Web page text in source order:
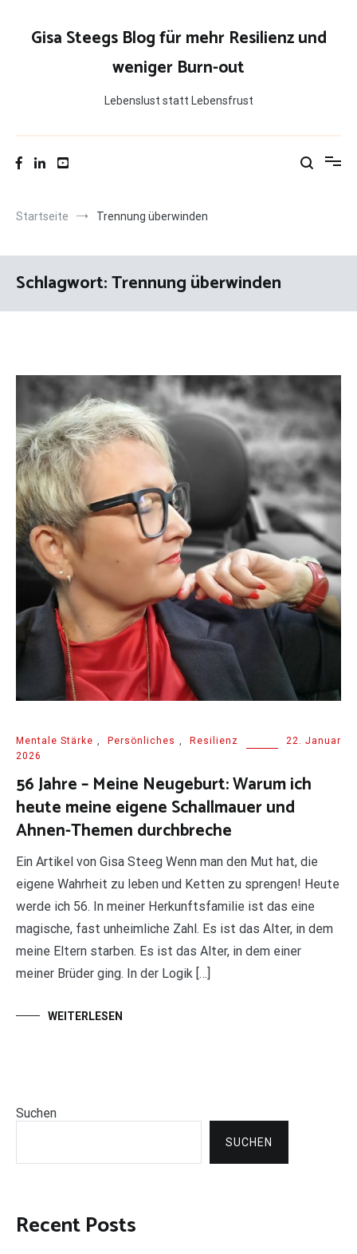
springenGisa Steegs Blog für mehr Resilienz und
weniger Burn-out
Lebenslust statt Lebensfrust
Startseite Trennung überwinden
Schlagwort:Trennung überwinden
Mentale Stärke , Persönliches , Resilienz
22. Januar
2026
56 Jahre – Meine Neugeburt: Warum ich
heute meine eigene Schallmauer und
Ahnen-Themen durchbreche
Ein Artikel von Gisa Steeg Wenn man den Mut hat, die
eigene Wahrheit zu leben und Ketten zu sprengen! Heute
werde ich 56. In meiner Herkunftsfamilie ist das eine
magische, fast unheimliche Zahl. Es ist das Alter, in dem
meine Eltern starben. Es ist das Alter, in dem einer
meiner Brüder ging. In der Logik […]
WEITERLESEN
Suchen
SUCHEN
Recent Posts